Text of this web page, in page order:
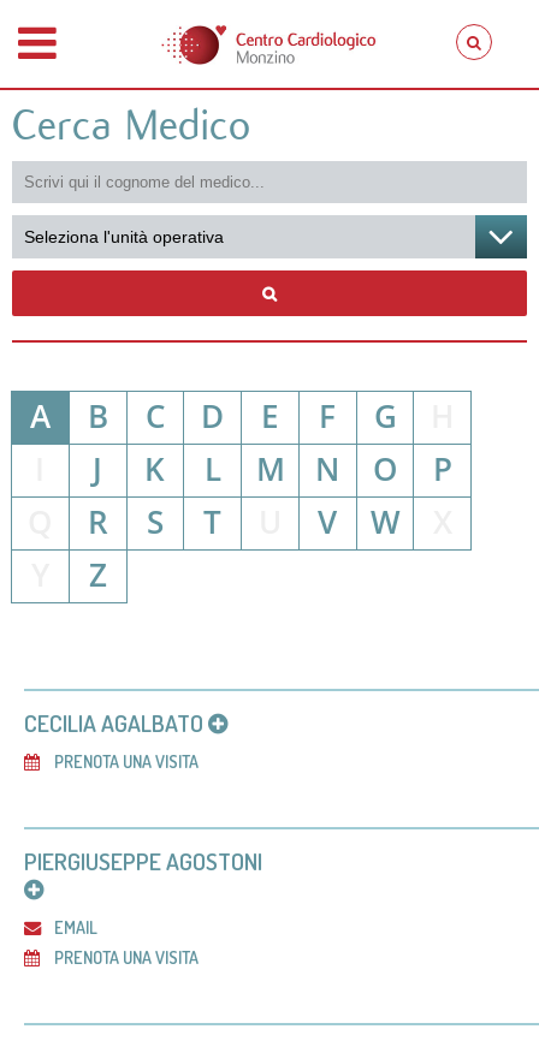
Cerca Medico
A B C D E F G
J K L M N O
P
R S T V W
Z
CECILIA AGALBATO
PRENOTA UNA VISITA
PIERGIUSEPPE AGOSTONI
EMAIL
PRENOTA UNA VISITA